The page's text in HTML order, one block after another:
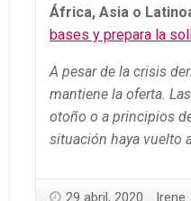
África, Asia o
bases y prepara la
A pesar de la crisis
mantiene la oferta.
otoño o a principios
situación haya vuelto
29 abril, 2020 Irene